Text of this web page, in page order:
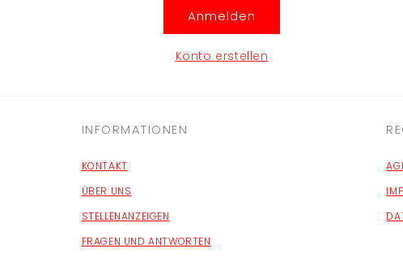
Anmelden
Konto erstellen
INFORMATIONEN
KONTAKT
ÜBER UNS
STELLENANZEIGEN
FRAGEN UND ANTWORTEN